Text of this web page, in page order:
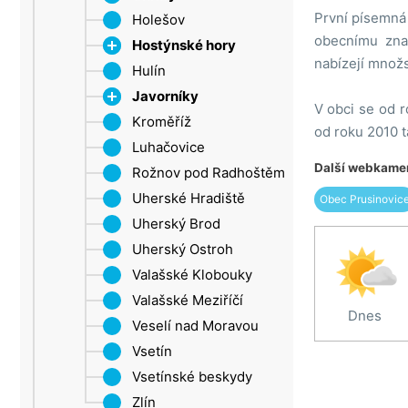
Šluknovský výběžek
Ústí nad Labem
Žatec
Roštín
Holešov
Hostýnské hory
Chvalčov
Rusava
Tesák
Trnava u Zlína
Troják
Hulín
Javorníky
Velké Karlovice
Kroměříž
Luhačovice
Rožnov pod Radhoštěm
Uherské Hradiště
Uherský Brod
Uherský Ostroh
Valašské Klobouky
Valašské Meziříčí
Veselí nad Moravou
Vsetín
Vsetínské beskydy
Zlín
První
obecnímu
nabízejí
V obci se od
od roku 2010
Další
Obec
Dnes